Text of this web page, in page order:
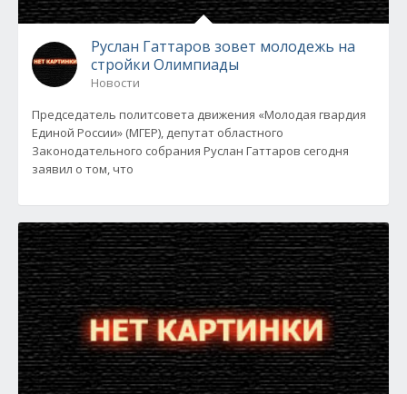
Руслан Гаттаров зовет молодежь на
стройки Олимпиады
Новости
Председатель политсовета движения «Молодая гвардия
Единой России» (МГЕР), депутат областного
Законодательного собрания Руслан Гаттаров сегодня
заявил о том, что